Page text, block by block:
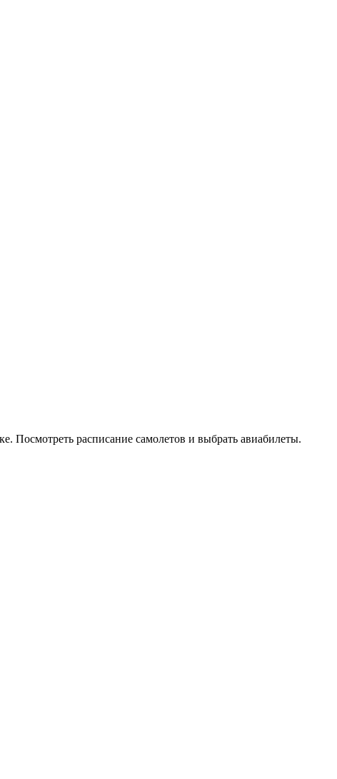
Посмотреть расписание самолетов и выбрать авиабилеты.